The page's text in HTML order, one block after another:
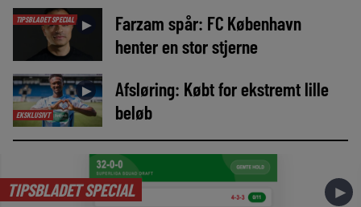
TIPSBLADET SPECIAL ►
Farzam spår: FC København
henter en stor stjerne
EKSKLUSIVT
►
Afsløring: Købt for ekstremt lille
beløb
TIPSBLADET SPECIAL ►